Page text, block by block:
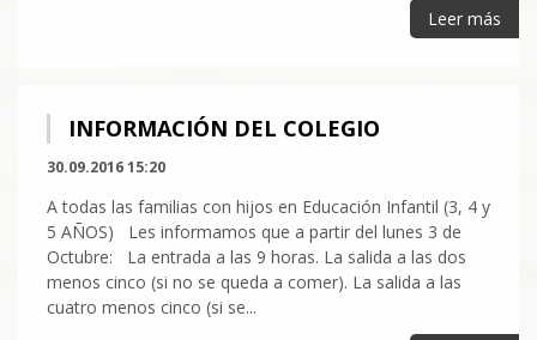
Leer más
INFORMACIÓN DEL COLEGIO
30.09.2016 15:20
A todas las familias con hijos en Educación Infantil (3, 4 y
5 AÑOS) Les informamos que a partir del lunes 3 de
Octubre: La entrada a las 9 horas. La salida a las dos
menos cinco (si no se queda a comer). La salida a las
cuatro menos cinco (si se...